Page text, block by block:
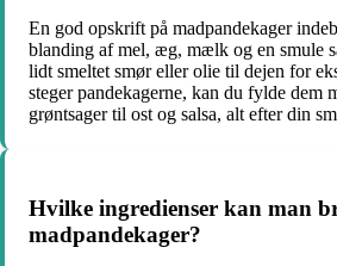
En god opskrift på madpandekager
blanding af mel, æg, mælk og en smule
lidt smeltet smør eller olie til dejen for
steger pandekagerne, kan du fylde dem
grøntsager til ost og salsa, alt efter din
Hvilke ingredienser kan man
madpandekager?